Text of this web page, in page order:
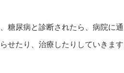
糖尿病と診断されたら、病院に
せたり、治療したりしていきます